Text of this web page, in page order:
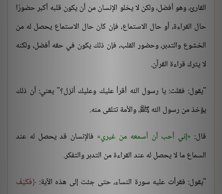
القارئ، وهو أفضل، ولكن لا يخلو الإنسان من أن يكون قلبه أكبر حضورًا
حال القراءة، أو حال الاستماع، فإن كان حال الاستماع يحصل له من
الخشوع والتدبر، وحضور القلب، فإن ذلك يكون في حقه أفضل، ولكنه
لا يترك قراءة القرآن.
"يقول: فقلت: يا رسول الله أقرأ عليك وعليك أنزل؟" يعني: أن ذلك
يؤخذ من رسول الله ﷺ، والأمة تتلقى منه.
قال: إني أحب أن أسمعه من غيري فالإنسان قد يحصل له عند
السماع ما لا يحصل له عند القراءة من التدبر والتفكر.
"يقول: فقرأت عليه سورة النساء، حتى جئت إلى هذه الآية: فَكَيْفَ